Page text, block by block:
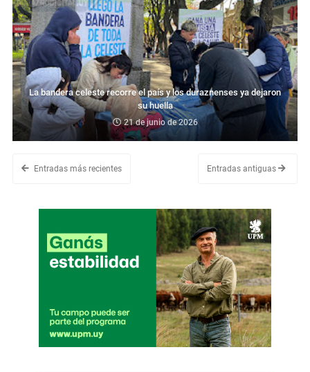
La bandera celeste recorre el país y los duraznenses ya dejaron
su huella
21 de junio de 2026
Entradas más recientes Entradas antiguas